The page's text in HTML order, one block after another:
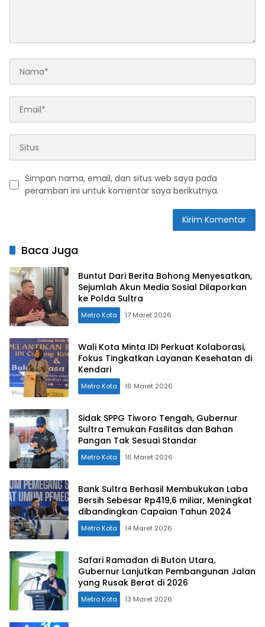
Simpan nama, email, dan situs web saya pada
peramban ini untuk komentar saya berikutnya.
Baca Juga
Buntut Dari Berita Bohong Menyesatkan,
Sejumlah Akun Media Sosial Dilaporkan
ke Polda Sultra
Metro Kota 17 Maret 2026
Wali Kota Minta IDI Perkuat Kolaborasi,
Fokus Tingkatkan Layanan Kesehatan di
Kendari
Metro Kota 16 Maret 2026
Sidak SPPG Tiworo Tengah, Gubernur
Sultra Temukan Fasilitas dan Bahan
Pangan Tak Sesuai Standar
Metro Kota 16 Maret 2026
Bank Sultra Berhasil Membukukan Laba
Bersih Sebesar Rp419,6 miliar, Meningkat
dibandingkan Capaian Tahun 2024
Metro Kota 14 Maret 2026
Safari Ramadan di Buton Utara,
Gubernur Lanjutkan Pembangunan Jalan
yang Rusak Berat di 2026
Metro Kota 13 Maret 2026